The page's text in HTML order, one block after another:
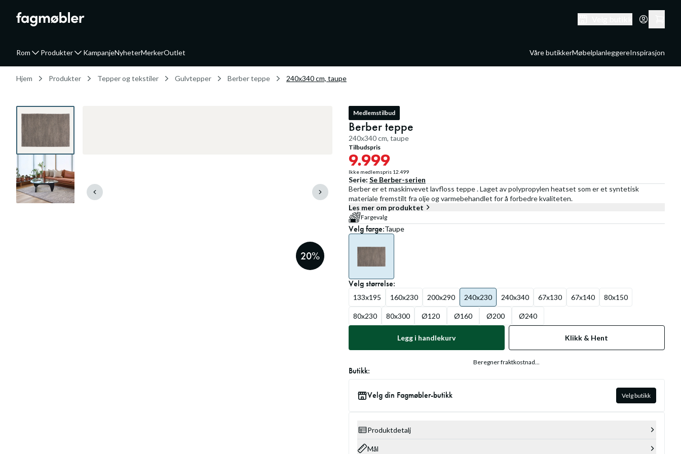
Rom Produkter KampanjeNyheterMerkerOutlet Våre butikkerMøbelplanleggereInspirasjon
Hjem Produkter Tepper og tekstiler Gulvtepper Berber teppe 240x340 cm, taupe
20%
Medlemstilbud
Berber teppe
240x340 cm, taupe
Tilbudspris
9.999
Ikke medlemspris 12.499
Serie: Se Berber-serien
Berber er et maskinvevet lavfloss teppe . Laget av polypropylen heatset som er et syntetisk
materiale fremstilt fra olje og varmebehandlet for å forbedre kvaliteten.
Les mer om produktet
Fargevalg
Velgfarge:Taupe
Velgstørrelse:
133x195 160x230 200x290 240x230 240x340 67x130 67x140 80x150
80x230 80x300 Ø120 Ø160 Ø200 Ø240
Legg i handlekurv Klikk & Hent
Beregner fraktkostnad...
Butikk:
Velg din Fagmøbler-butikk Velg butikk
Produktdetalj
Mål